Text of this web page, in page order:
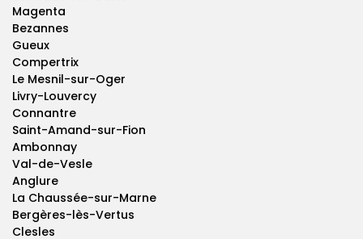
Magenta
Bezannes
Gueux
Compertrix
Le Mesnil-sur-Oger
Livry-Louvercy
Connantre
Saint-Amand-sur-Fion
Ambonnay
Val-de-Vesle
Anglure
La Chaussée-sur-Marne
Bergères-lès-Vertus
Clesles